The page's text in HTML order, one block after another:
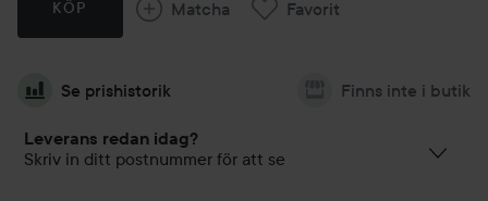
KÖP Matcha Favorit
Se prishistorik Finns inte i butik
Leverans redan idag?
Skriv in ditt postnummer för att se